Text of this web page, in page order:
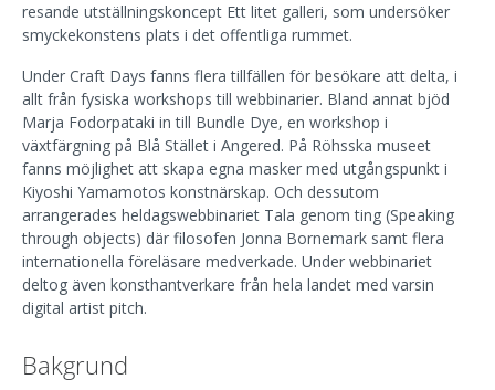
resande utställningskoncept Ett litet galleri, som undersöker
smyckekonstens plats i det offentliga rummet.
Under Craft Days fanns flera tillfällen för besökare att delta, i
allt från fysiska workshops till webbinarier. Bland annat bjöd
Marja Fodorpataki in till Bundle Dye, en workshop i
växtfärgning på Blå Stället i Angered. På Röhsska museet
fanns möjlighet att skapa egna masker med utgångspunkt i
Kiyoshi Yamamotos konstnärskap. Och dessutom
arrangerades heldagswebbinariet Tala genom ting (Speaking
through objects) där filosofen Jonna Bornemark samt flera
internationella föreläsare medverkade. Under webbinariet
deltog även konsthantverkare från hela landet med varsin
digital artist pitch.
Bakgrund